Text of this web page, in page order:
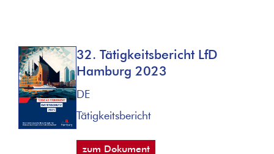
32. Tätigkeitsbericht LfD
Hamburg 2023
DE
Tätigkeitsbericht
zum Dokument